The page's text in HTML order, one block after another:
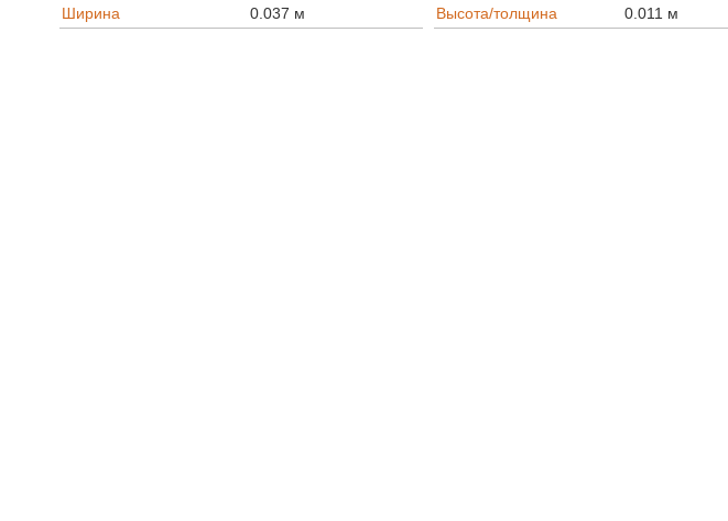
Ширина
0.037 м Высота/толщина 0.011 м